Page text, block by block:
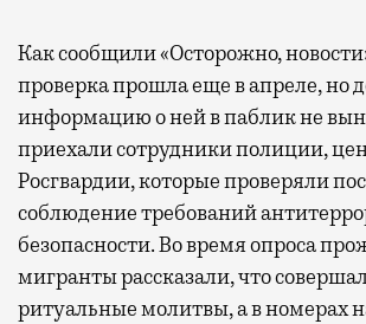
Как сообщили «Осторожно,
проверка прошла еще в апреле, но
информацию о ней в паблик не
приехали сотрудники полиции,
Росгвардии, которые проверяли
соблюдение требований
безопасности. Во время опроса
мигранты рассказали, что
ритуальные молитвы, а в номерах